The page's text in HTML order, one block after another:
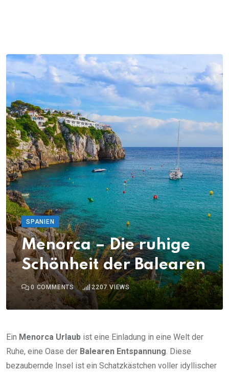
SPANIEN
Menorca – Die ruhige
Schönheit der Balearen
0 COMMENTS 2207VIEWS
Ein Menorca Urlaub ist eine Einladung in eine Welt der
Ruhe, eine Oase der Balearen Entspannung. Diese
bezaubernde Insel ist ein Schatzkästchen voller idyllischer